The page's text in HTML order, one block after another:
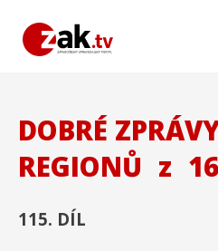
DOBRÉ
REGIONŮ z
115. DÍL